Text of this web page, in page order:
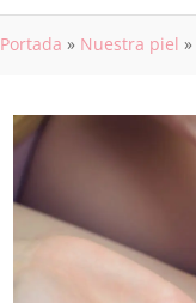
Portada » Nuestra piel »